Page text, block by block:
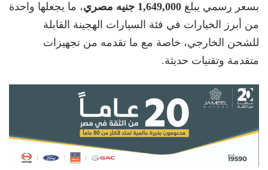
بسعر رسمي يبلغ 1,649,000 جنيه مصري
، ما يجعلها واحدة
من أبرز الخيارات في فئة السيارات الهجينة القابلة
للشحن الخارجي، خاصة مع ما تقدمه من تجهيزات
متقدمة وتقنيات حديثة.